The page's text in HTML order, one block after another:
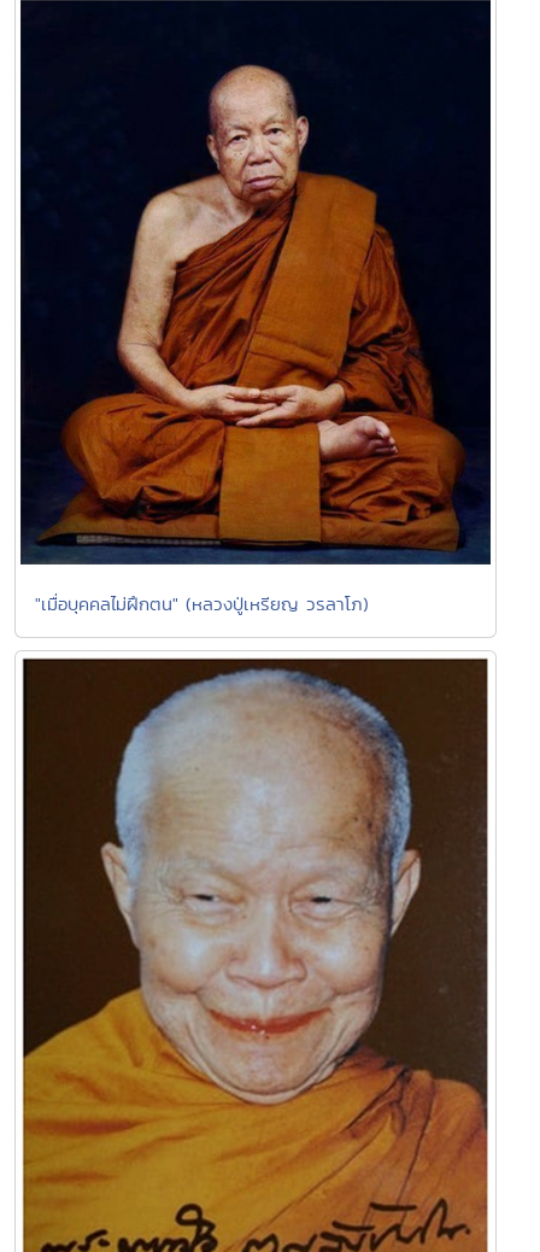
"เมื่อบุคคลไม่ฝึกตน" (หลวงปู่เหรียญ วรลาโภ)